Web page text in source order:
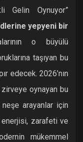
Gelin Oynuyor”
yepyeni bir
o büyülü
taşıyan bu
edecek. 2026’nın
oynayan bu
arayanlar için
zarafeti ve
mükemmel